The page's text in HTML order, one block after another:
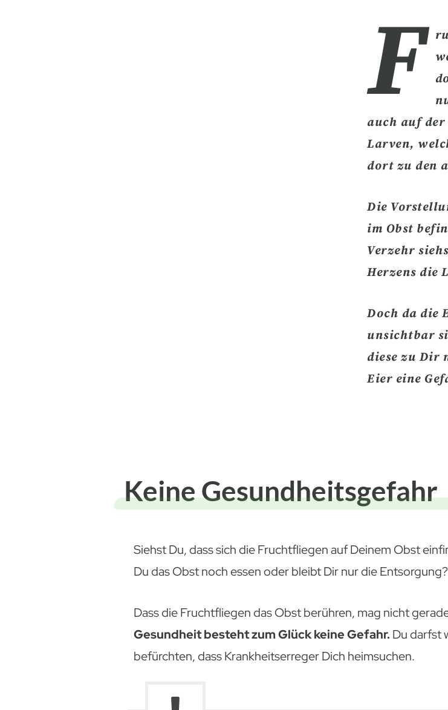
F
auch auf
Larven,
dort zu den
Die
im Obst
Verzehr
Herzens die
Doch da die
unsichtbar
diesezu Dir
Eier eine
Keine Gesundheitsgefahr
Siehst Du, dass sich die Fruchtfliegen auf Deinem Obst
Du das Obst noch essen oder bleibt Dir nur die Entsorgung?
Dass die Fruchtfliegen das Obst berühren, mag nicht
Gesundheit besteht zum Glück keine Gefahr. Du darfst
befürchten, dass Krankheitserreger Dich heimsuchen.